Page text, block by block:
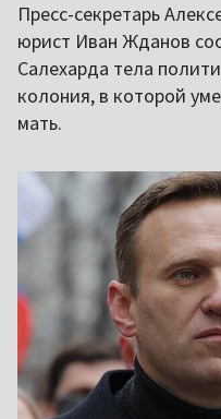
Пресс-секретарь
юрист Иван Жданов
Салехарда тела
колония, в которой
мать.